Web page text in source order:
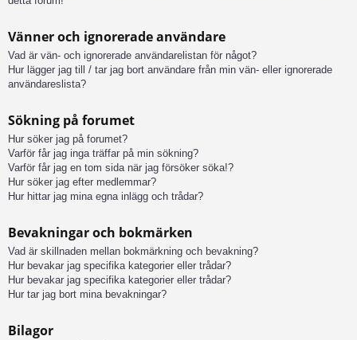
Vänner och ignorerade användare
Vad är vän- och ignorerade användarelistan för något?
Hur lägger jag till / tar jag bort användare från min vän- eller ignorerade
användareslista?
Sökning på forumet
Hur söker jag på forumet?
Varför får jag inga träffar på min sökning?
Varför får jag en tom sida när jag försöker söka!?
Hur söker jag efter medlemmar?
Hur hittar jag mina egna inlägg och trådar?
Bevakningar och bokmärken
Vad är skillnaden mellan bokmärkning och bevakning?
Hur bevakar jag specifika kategorier eller trådar?
Hur bevakar jag specifika kategorier eller trådar?
Hur tar jag bort mina bevakningar?
Bilagor